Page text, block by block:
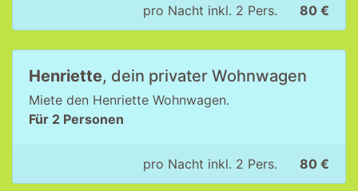
pro Nacht inkl. 2 Pers. 80 €
Henriette, dein privater Wohnwagen
Miete den Henriette Wohnwagen.
Für 2 Personen
pro Nacht inkl. 2 Pers. 80 €